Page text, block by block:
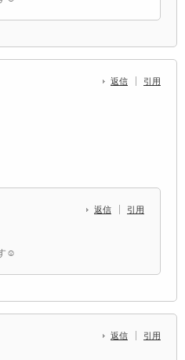
返信 引用
返信 引用
☺️
返信 引用